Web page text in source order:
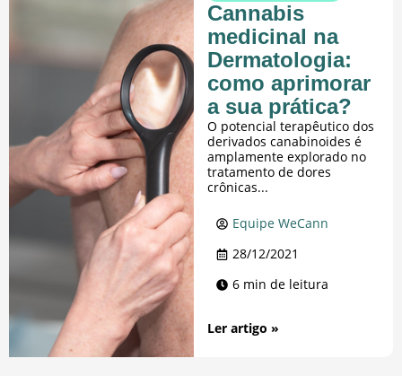
Cannabis
medicinal na
Dermatologia:
como aprimorar
a sua prática?
O potencial terapêutico dos
derivados canabinoides é
amplamente explorado no
tratamento de dores
crônicas...
Equipe WeCann
28/12/2021
6 min de leitura
Ler artigo »